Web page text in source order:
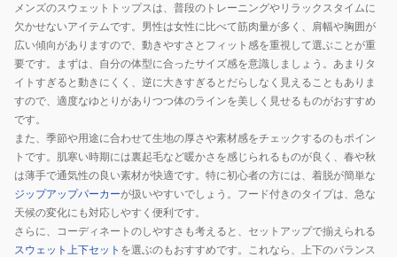
ト
SH9801-
9902S
ト
SH9801-
99031
メンズのスウェットトップスは、普段のトレーニングやリラックスタイムに
欠かせないアイテムです。男性は女性に比べて筋肉量が多く、肩幅や胸囲が
広い傾向がありますので、動きやすさとフィット感を重視して選ぶことが重
要です。まずは、自分の体型に合ったサイズ感を意識しましょう。あまりタ
イトすぎると動きにくく、逆に大きすぎるとだらしなく見えることもありま
すので、適度なゆとりがありつつ体のラインを美しく見せるものがおすすめ
です。
また、季節や用途に合わせて生地の厚さや素材感をチェックするのもポイン
トです。肌寒い時期には裏起毛など暖かさを感じられるものが良く、春や秋
は薄手で通気性の良い素材が快適です。特に初心者の方には、着脱が簡単な
ジップアップパーカーが扱いやすいでしょう。フード付きのタイプは、急な
天候の変化にも対応しやすく便利です。
さらに、コーディネートのしやすさも考えると、セットアップで揃えられる
スウェット上下セット を選ぶのもおすすめです。これなら、上下のバランス